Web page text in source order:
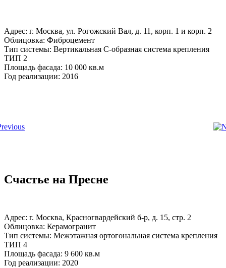
Адрес: г. Москва, ул. Рогожский Вал, д. 11, корп. 1 и корп. 2
Облицовка: Фиброцемент
Тип системы: Вертикальная С-образная система крепления
ТИП 2
Площадь фасада: 10 000 кв.м
Год реализации: 2016
Счастье на Пресне
Адрес: г. Москва, Красногвардейский б-р, д. 15, стр. 2
Облицовка: Керамогранит
Тип системы: Межэтажная ортогональная система крепления
ТИП 4
Площадь фасада: 9 600 кв.м
Год реализации: 2020